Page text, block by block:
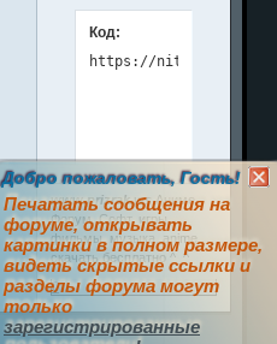
Код:
www.prizrak.wsАниме
Форум. Софт, игры,
фильмы, музыка, anime
скачать бесплатно ^_^
0
Добро пожаловать, Гость!
Печатать сообщения на
форуме, открывать
картинки в полном размере,
видеть скрытые ссылки и
разделы форума могут
только
зарегистрированные